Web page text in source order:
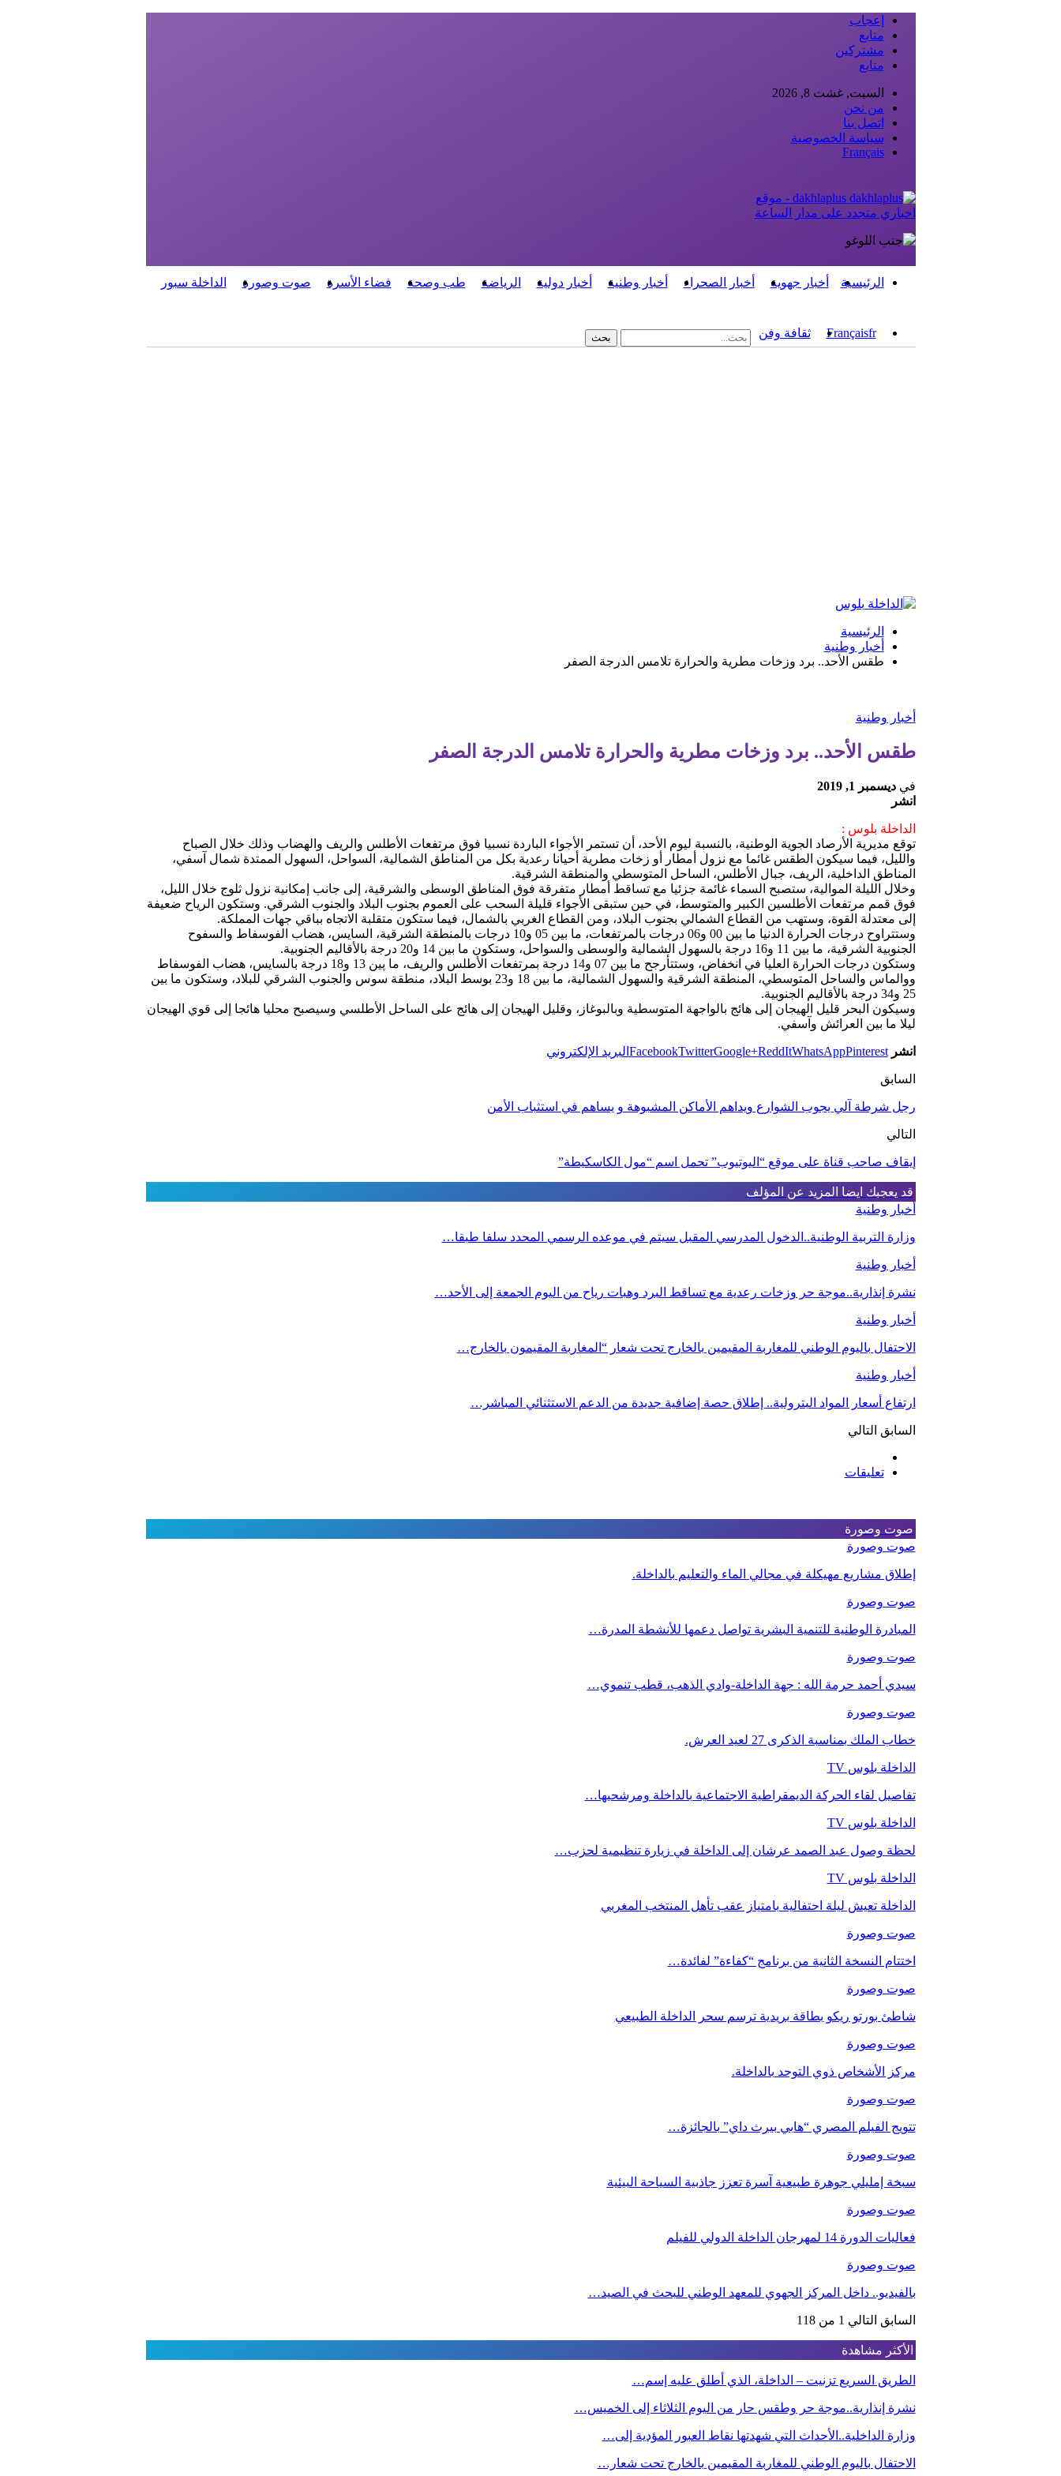
إعجاب
متابع
مشتركين
متابع
السبت, غشت 8, 2026
من نحن
اتصل بنا
سياسة الخصوصية
Français
dakhlaplus - موقع
اخباري متجدد على مدار الساعة
الرئيسية أخبار جهوية أخبار الصحراء أخبار وطنية أخبار دولية الرياضة طب وصحة فضاء الأسرة صوت وصورة الداخلة سبور
Françaisfr ثقافة وفن
الرئيسية
أخبار وطنية
طقس الأحد.. برد وزخات مطرية والحرارة تلامس الدرجة الصفر
أخبار وطنية
طقس الأحد.. برد وزخات مطرية والحرارة تلامس الدرجة الصفر
فيديسمبر 1, 2019
انشر
الداخلة بلوس :
توقع مديرية الأرصاد الجوية الوطنية، بالنسبة ليوم الأحد، أن تستمر الأجواء الباردة نسبيا فوق مرتفعات الأطلس والريف والهضاب وذلك خلال الصباح
والليل، فيما سيكون الطقس غائما مع نزول أمطار أو زخات مطرية أحيانا رعدية بكل من المناطق الشمالية، السواحل، السهول الممتدة شمال آسفي،
المناطق الداخلية، الريف، جبال الأطلس، الساحل المتوسطي والمنطقة الشرقية.
وخلال الليلة الموالية، ستصبح السماء غائمة جزئيا مع تساقط أمطار متفرقة فوق المناطق الوسطى والشرقية، إلى جانب إمكانية نزول ثلوج خلال الليل،
فوق قمم مرتفعات الأطلسين الكبير والمتوسط، في حين ستبقى الأجواء قليلة السحب على العموم بجنوب البلاد والجنوب الشرقي. وستكون الرياح ضعيفة
إلى معتدلة القوة، وستهب من القطاع الشمالي بجنوب البلاد، ومن القطاع الغربي بالشمال، فيما ستكون متقلبة الاتجاه بباقي جهات المملكة.
وستتراوح درجات الحرارة الدنيا ما بين 00 و06 درجات بالمرتفعات، ما بين 05 و10 درجات بالمنطقة الشرقية، السايس، هضاب الفوسفاط والسفوح
الجنوبية الشرقية، ما بين 11 و16 درجة بالسهول الشمالية والوسطى والسواحل، وستكون ما بين 14 و20 درجة بالأقاليم الجنوبية.
وستكون درجات الحرارة العليا في انخفاض، وستتأرجح ما بين 07 و14 درجة بمرتفعات الأطلس والريف، ما پین 13 و18 درجة بالسايس، هضاب الفوسفاط
ووالماس والساحل المتوسطي، المنطقة الشرقية والسهول الشمالية، ما بين 18 و23 بوسط البلاد، منطقة سوس والجنوب الشرقي للبلاد، وستكون ما بين
25 و34 درجة بالأقاليم الجنوبية.
وسيكون البحر قليل الهيجان إلى هائج بالواجهة المتوسطية وبالبوغاز، وقليل الهيجان إلى هائج على الساحل الأطلسي وسيصبح محليا هائجا إلى قوي الهيجان
ليلا ما بين العرائش وآسفي.
انشر FacebookTwitterGoogle+ReddItWhatsAppPinterest البريد الإلكتروني
السابق
رجل شرطة آلي يجوب الشوارع ويداهم الأماكن المشبوهة و يساهم في استثباب الأمن
التالي
إيقاف صاحب قناة على موقع “اليوتيوب” تحمل اسم “مول الكاسكيطة”
قد يعجبك ايضا المزيد عن المؤلف
أخبار وطنية
وزارة التربية الوطنية..الدخول المدرسي المقبل سیتم في موعده الرسمي المحدد سلفا طبقا…
أخبار وطنية
نشرة إنذارية..موجة حر وزخات رعدية مع تساقط البرد وهبات رياح من اليوم الجمعة إلى الأحد…
أخبار وطنية
الاحتفال باليوم الوطني للمغاربة المقيمين بالخارج تحت شعار “المغاربة المقيمون بالخارج…
أخبار وطنية
ارتفاع أسعار المواد البترولية.. إطلاق حصة إضافية جديدة من الدعم الاستثنائي المباشر…
السابق التالي
تعليقات
صوت وصورة
صوت وصورة
إطلاق مشاريع مهيكلة في مجالي الماء والتعليم بالداخلة.
صوت وصورة
المبادرة الوطنية للتنمية البشرية تواصل دعمها للأنشطة المدرة…
صوت وصورة
سيدي أحمد حرمة الله : جهة الداخلة-وادي الذهب، قطب تنموي…
صوت وصورة
خطاب الملك بمناسبة الذكرى 27 لعيد العرش.
الداخلة بلوس TV
تفاصيل لقاء الحركة الديمقراطية الاجتماعية بالداخلة ومرشحيها…
الداخلة بلوس TV
لحظة وصول عبد الصمد عرشان إلى الداخلة في زيارة تنظيمية لحزب…
الداخلة بلوس TV
الداخلة تعيش ليلة احتفالية بامتياز عقب تأهل المنتخب المغربي
صوت وصورة
اختتام النسخة الثانية من برنامج “كفاءة” لفائدة…
صوت وصورة
شاطئ بورتو ريكو بطاقة بريدية ترسم سحر الداخلة الطبيعي
صوت وصورة
مركز الأشخاص ذوي التوحد بالداخلة.
صوت وصورة
تتويج الفيلم المصري “هابي بيرث داي” بالجائزة…
صوت وصورة
سبخة إمليلي جوهرة طبيعية آسرة تعزز جاذبية السياحة البيئية
صوت وصورة
فعاليات الدورة 14 لمهرجان الداخلة الدولي للفيلم
صوت وصورة
بالفيديو.. داخل المركز الجهوي للمعهد الوطني للبحث في الصيد…
السابق التالي 1 من 118
الأكثر مشاهدة
الطريق السريع تزنيت – الداخلة، الذي أطلق عليه إسم…
نشرة إنذارية..موجة حر وطقس حار من اليوم الثلاثاء إلى الخميس…
وزارة الداخلية..الأحداث التي شهدتها نقاط العبور المؤدية إلى…
الاحتفال باليوم الوطني للمغاربة المقيمين بالخارج تحت شعار…